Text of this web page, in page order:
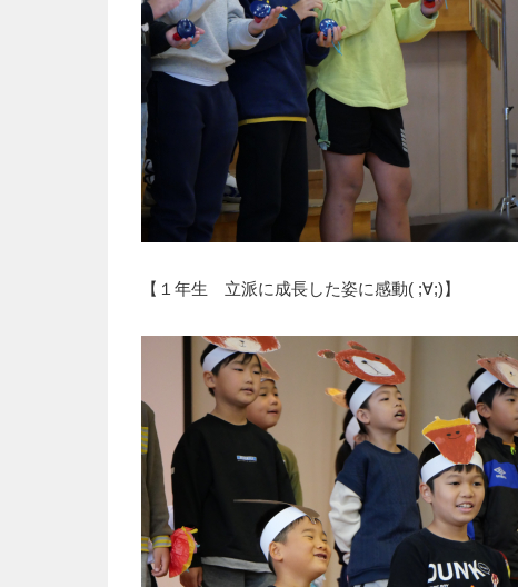
【１年生 立派に成長した姿に感動( ;∀;)】